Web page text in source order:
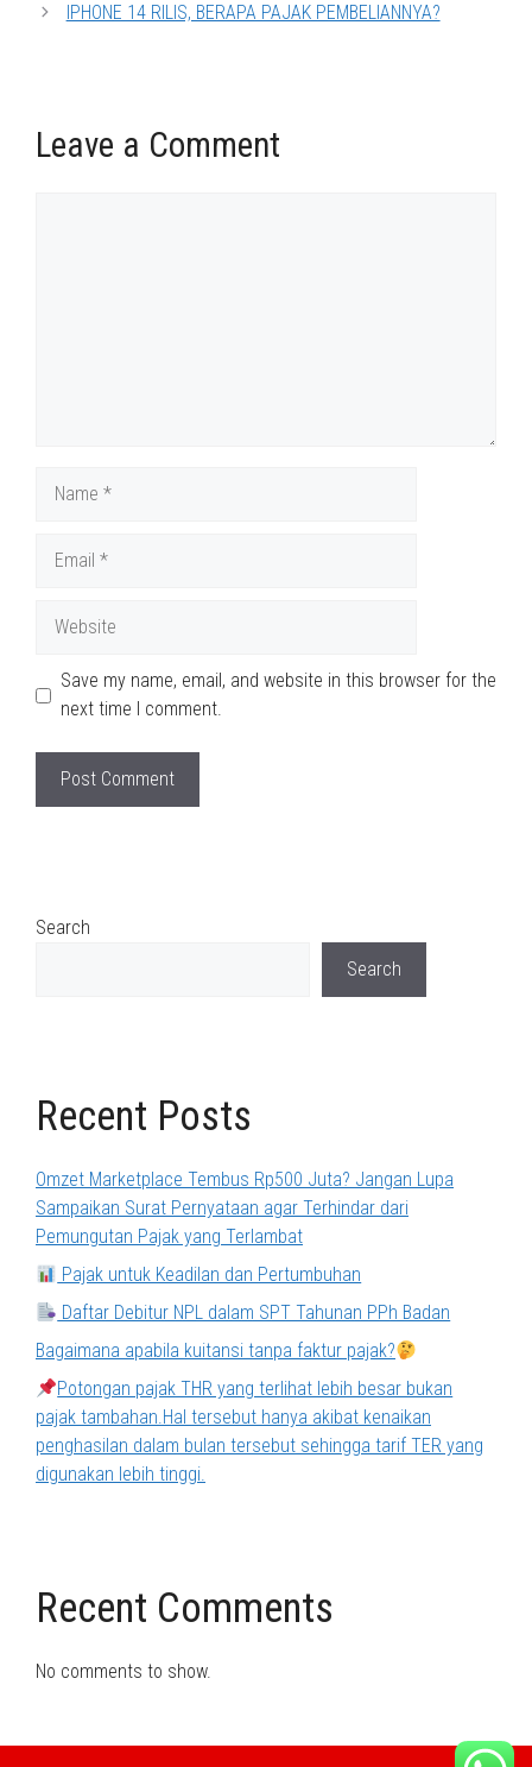
IPHONE 14 RILIS, BERAPA PAJAK PEMBELIANNYA?
Leave a Comment
Save my name, email, and website in this browser for the
next time I comment.
Search
Search
Recent Posts
Omzet Marketplace Tembus Rp500 Juta? Jangan Lupa
Sampaikan Surat Pernyataan agar Terhindar dari
Pemungutan Pajak yang Terlambat
Pajak untuk Keadilan dan Pertumbuhan
Daftar Debitur NPL dalam SPT Tahunan PPh Badan
Bagaimana apabila kuitansi tanpa faktur pajak?
Potongan pajak THR yang terlihat lebih besar bukan
pajak tambahan.Hal tersebut hanya akibat kenaikan
penghasilan dalam bulan tersebut sehingga tarif TER yang
digunakan lebih tinggi.
Recent Comments
No comments to show.